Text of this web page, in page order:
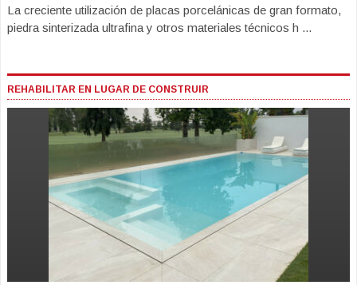
La creciente utilización de placas porcelánicas de gran formato,
piedra sinterizada ultrafina y otros materiales técnicos h ...
REHABILITAR EN LUGAR DE CONSTRUIR